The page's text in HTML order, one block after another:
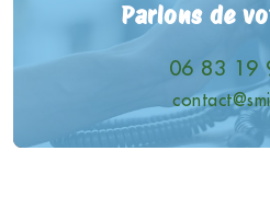
Parlons de
06 83 19